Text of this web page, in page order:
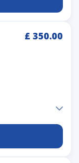
£ 350.00